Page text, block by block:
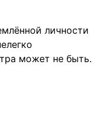
личности
может не быть.